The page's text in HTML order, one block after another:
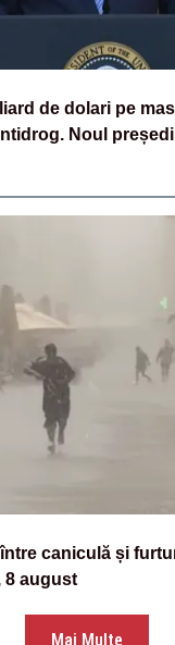
de dolari pe
Noul
caniculă și
8 august
Mai Multe